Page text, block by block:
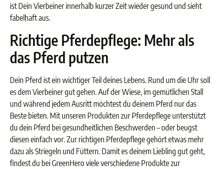
ist Dein Vierbeiner innerhalb kurzer Zeit wieder gesund und sieht
fabelhaft aus.
Richtige Pferdepflege: Mehr als
das Pferd putzen
Dein Pferd ist ein wichtiger Teil deines Lebens. Rund um die Uhr soll
es dem Vierbeiner gut gehen. Auf der Wiese, im gemütlichen Stall
und während jedem Ausritt möchtest du deinem Pferd nur das
Beste bieten. Mit unseren Produkten zur Pferdepflege unterstützt
du dein Pferd bei gesundheitlichen Beschwerden – oder beugst
diesen einfach vor. Zur richtigen Pferdepflege gehört etwas mehr
dazu als Striegeln und Füttern. Damit es deinem Liebling gut geht,
findest du bei GreenHero viele verschiedene Produkte zur